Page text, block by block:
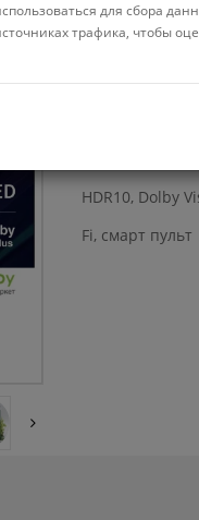
HDR10, Dolby
Fi, смарт пульт
для сбора
трафика, чтобы